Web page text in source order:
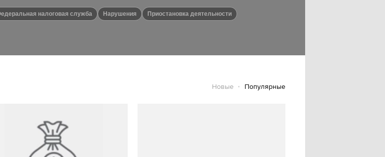
Федеральная налоговая служба Нарушения приостановка деятельности
Новые Популярные